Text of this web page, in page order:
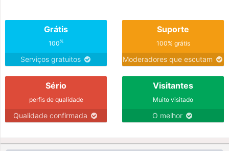
Grátis
100%
Serviços gratuitos
Suporte
100% grátis
Moderadores que escutam
Sério
perfis de qualidade
Qualidade confirmada
Visitantes
Muito visitado
O melhor